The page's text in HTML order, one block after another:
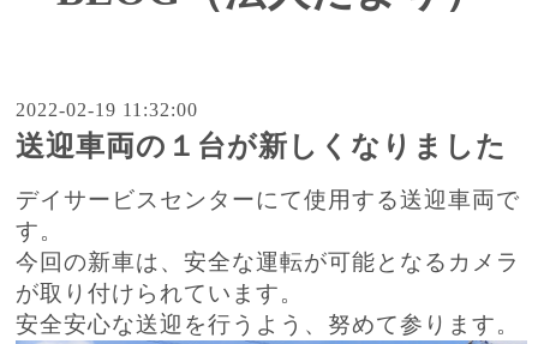
2022-02-19 11:32:00
送迎車両の１台が新しくなりました
デイサービスセンターにて使用する送迎車両で
す。
今回の新車は、安全な運転が可能となるカメラ
が取り付けられています。
安全安心な送迎を行うよう、努めて参ります。